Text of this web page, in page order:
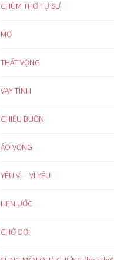
CHÙM THƠ TỰ SỰ
MƠ
THẤT VỌNG
VAY TÌNH
CHIỀU BUỒN
ẢO VỌNG
YÊU VÌ – VÌ YÊU
HẸN ƯỚC
CHỜ ĐỢI